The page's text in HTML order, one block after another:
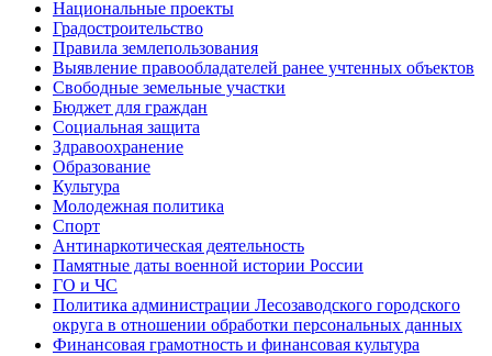
Национальные проекты
Градостроительство
Правила землепользования
Выявление правообладателей ранее учтенных объектов
Свободные земельные участки
Бюджет для граждан
Социальная защита
Здравоохранение
Образование
Культура
Молодежная политика
Спорт
Антинаркотическая деятельность
Памятные даты военной истории России
ГО и ЧС
Политика администрации Лесозаводского городского
округа в отношении обработки персональных данных
Финансовая грамотность и финансовая культура